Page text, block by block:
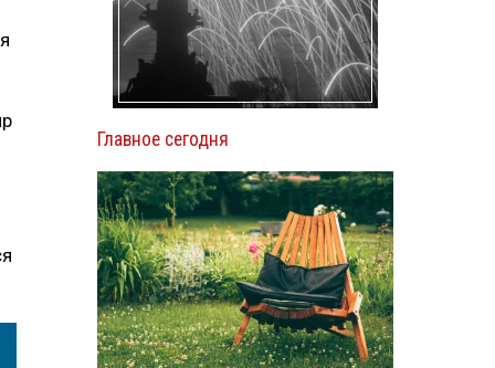
Главное сегодня